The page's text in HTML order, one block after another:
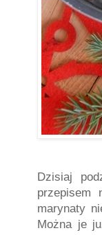
Dzisiaj
przepisem
marynaty
Można je